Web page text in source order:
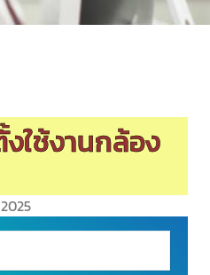
ใช้งานกล้อง